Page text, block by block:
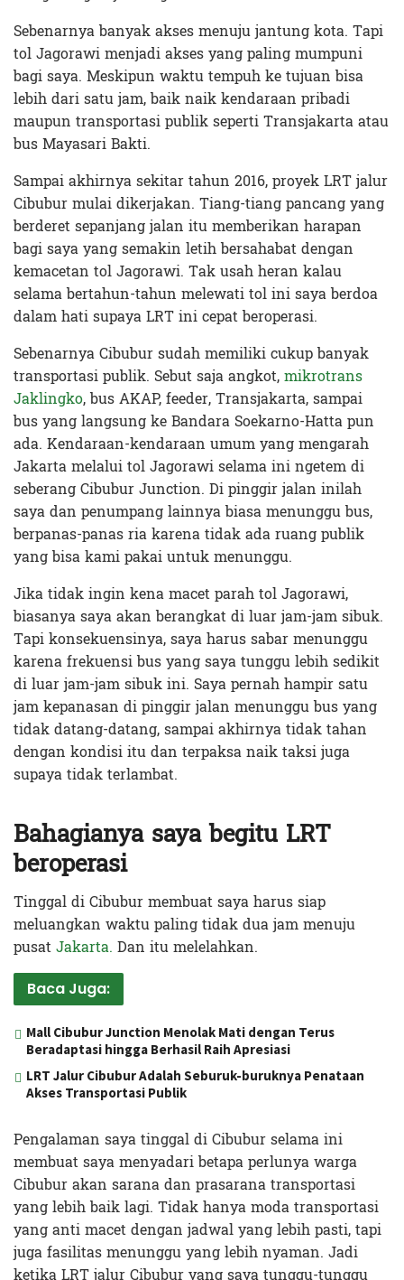
Sebenarnya banyak akses menuju jantung kota. Tapi
tol Jagorawi menjadi akses yang paling mumpuni
bagi saya. Meskipun waktu tempuh ke tujuan bisa
lebih dari satu jam, baik naik kendaraan pribadi
maupun transportasi publik seperti Transjakarta atau
bus Mayasari Bakti.
Sampai akhirnya sekitar tahun 2016, proyek LRT jalur
Cibubur mulai dikerjakan. Tiang-tiang pancang yang
berderet sepanjang jalan itu memberikan harapan
bagi saya yang semakin letih bersahabat dengan
kemacetan tol Jagorawi. Tak usah heran kalau
selama bertahun-tahun melewati tol ini saya berdoa
dalam hati supaya LRT ini cepat beroperasi.
Sebenarnya Cibubur sudah memiliki cukup banyak
transportasi publik. Sebut saja angkot,mikrotrans
Jaklingko, bus AKAP, feeder, Transjakarta, sampai
bus yang langsung ke Bandara Soekarno-Hatta pun
ada. Kendaraan-kendaraan umum yang mengarah
Jakarta melalui tol Jagorawi selama ini ngetem di
seberang Cibubur Junction. Di pinggir jalan inilah
saya dan penumpang lainnya biasa menunggu bus,
berpanas-panas ria karena tidak ada ruang publik
yang bisa kami pakai untuk menunggu.
Jika tidak ingin kena macet parah tol Jagorawi,
biasanya saya akan berangkat di luar jam-jam sibuk.
Tapi konsekuensinya, saya harus sabar menunggu
karena frekuensi bus yang saya tunggu lebih sedikit
di luar jam-jam sibuk ini. Saya pernah hampir satu
jam kepanasan di pinggir jalan menunggu bus yang
tidak datang-datang, sampai akhirnya tidak tahan
dengan kondisi itu dan terpaksa naik taksi juga
supaya tidak terlambat.
Bahagianya saya begitu LRT
beroperasi
Tinggal di Cibubur membuat saya harus siap
meluangkan waktu paling tidak dua jam menuju
pusatJakarta. Dan itu melelahkan.
Baca Juga:
Mall Cibubur Junction Menolak Mati dengan Terus
Beradaptasi hingga Berhasil Raih Apresiasi
LRT Jalur Cibubur Adalah Seburuk-buruknya Penataan
Akses Transportasi Publik
Pengalaman saya tinggal di Cibubur selama ini
membuat saya menyadari betapa perlunya warga
Cibubur akan sarana dan prasarana transportasi
yang lebih baik lagi. Tidak hanya moda transportasi
yang anti macet dengan jadwal yang lebih pasti, tapi
juga fasilitas menunggu yang lebih nyaman. Jadi
ketika LRT jalur Cibubur yang saya tunggu-tunggu